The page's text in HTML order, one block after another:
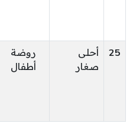
25
أحلى
صغار
روضة
أطفال